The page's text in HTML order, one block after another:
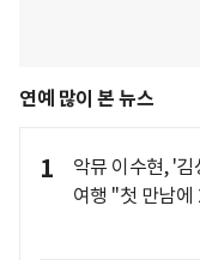
연예 많이 본 뉴스
1
악뮤 이수현, '
여행 "첫 만남